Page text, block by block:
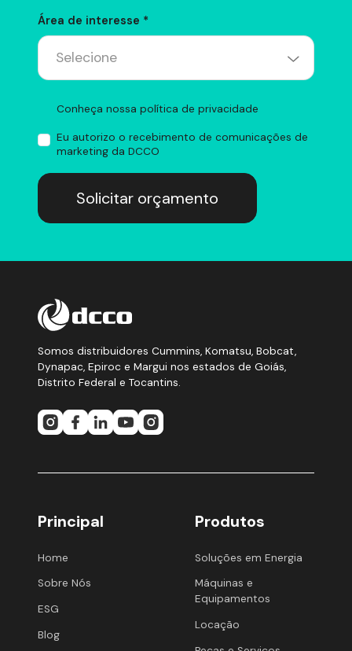
Área de interesse *
Conheça nossa política de privacidade
Eu autorizo o recebimento de comunicações de
marketing da DCCO
Solicitar orçamento
Somos distribuidores Cummins, Komatsu, Bobcat,
Dynapac, Epiroc e Margui nos estados de Goiás,
Distrito Federal e Tocantins.
Principal
Home
Sobre Nós
ESG
Blog
Produtos
Soluções em Energia
Máquinas e
Equipamentos
Locação